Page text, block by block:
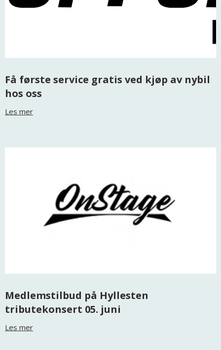
Få første service gratis ved kjøp av nybil
hos oss
Les mer
Medlemstilbud på Hyllesten
tributekonsert 05. juni
Les mer